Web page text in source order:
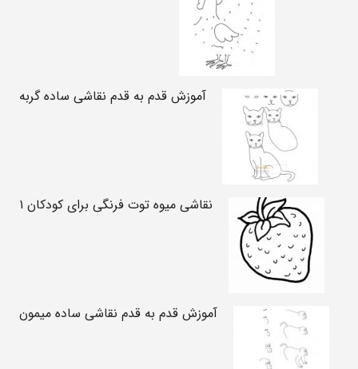
آموزش قدم به قدم نقاشی ساده گربه
نقاشی میوه توت فرنگی برای کودکان ۱
آموزش قدم به قدم نقاشی ساده میمون